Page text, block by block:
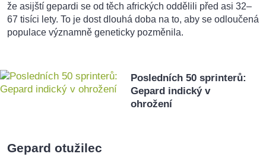
že asijští gepardi se od těch afrických oddělili před asi 32–
67 tisíci lety. To je dost dlouhá doba na to, aby se odloučená
populace významně geneticky pozměnila.
Posledních 50 sprinterů:
Gepard indický v
ohrožení
Gepard otužilec